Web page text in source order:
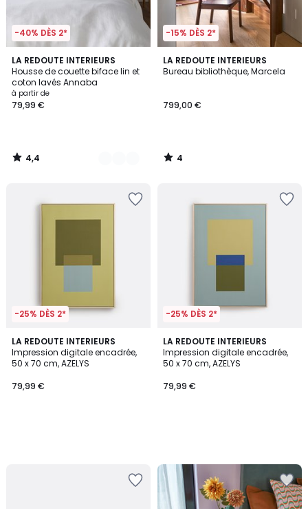
-40% DÈS 2*
LA REDOUTE INTERIEURS
Housse de couette biface lin et
coton lavés Annaba
à partir de
79,99 €
4,4
/ 5
8
Couleurs
4,4
/
-15% DÈS 2*
LA REDOUTE INTERIEURS
Bureau bibliothèque, Marcela
799,00 €
4
/
4
/
-25% DÈS 2*
LA REDOUTE INTERIEURS
Impression digitale encadrée,
50 x 70 cm, AZELYS
79,99 €
-25% DÈS 2*
LA REDOUTE INTERIEURS
Impression digitale encadrée,
50 x 70 cm, AZELYS
79,99 €